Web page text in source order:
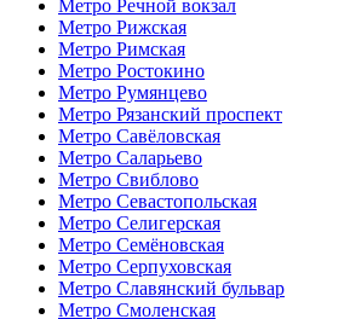
Метро Речной вокзал
Метро Рижская
Метро Римская
Метро Ростокино
Метро Румянцево
Метро Рязанский проспект
Метро Савёловская
Метро Саларьево
Метро Свиблово
Метро Севастопольская
Метро Селигерская
Метро Семёновская
Метро Серпуховская
Метро Славянский бульвар
Метро Смоленская